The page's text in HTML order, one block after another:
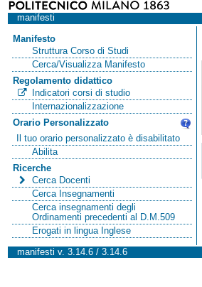
manifesti
Manifesto
Struttura Corso di Studi
Cerca/Visualizza Manifesto
Regolamento didattico
Indicatori corsi di studio
Internazionalizzazione
Orario Personalizzato
Il tuo orario personalizzato è disabilitato
Abilita
Ricerche
Cerca Docenti
Cerca Insegnamenti
Cerca insegnamenti degli
Ordinamenti precedenti al D.M.509
Erogati in lingua Inglese
manifesti v. 3.14.6 / 3.14.6